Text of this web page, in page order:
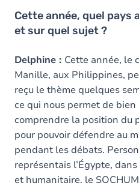
Cette année, quel
et sur quel sujet ?
Delphine : Cette année, le
Manille, aux Philippines,
reçu le thème quelques
ce qui nous permet de
comprendre la position du
pour pouvoir défendre au
pendant les débats.
représentais l’Égypte,
et humanitaire, le